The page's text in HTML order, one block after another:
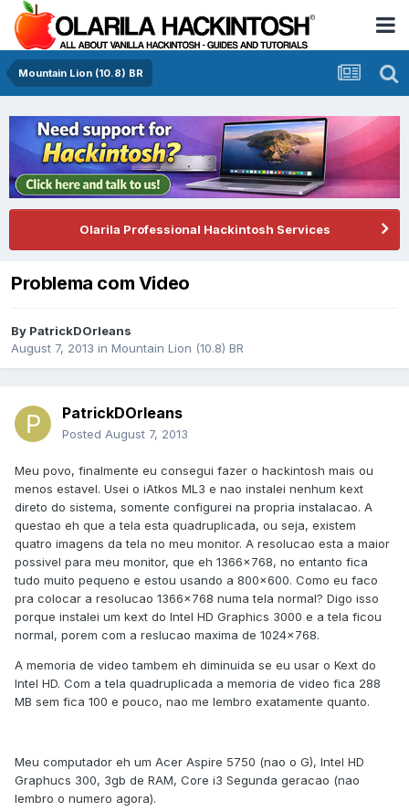
Mountain Lion (10.8) BR
Olarila Professional Hackintosh Services
Problema com Video
By PatrickDOrleans
August 7, 2013 in Mountain Lion (10.8) BR
PatrickDOrleans
Posted August 7, 2013
Meu povo, finalmente eu consegui fazer o hackintosh mais ou
menos estavel. Usei o iAtkos ML3 e nao instalei nenhum kext
direto do sistema, somente configurei na propria instalacao. A
questao eh que a tela esta quadruplicada, ou seja, existem
quatro imagens da tela no meu monitor. A resolucao esta a maior
possivel para meu monitor, que eh 1366x768, no entanto fica
tudo muito pequeno e estou usando a 800x600. Como eu faco
pra colocar a resolucao 1366x768 numa tela normal? Digo isso
porque instalei um kext do Intel HD Graphics 3000 e a tela ficou
normal, porem com a reslucao maxima de 1024x768.
A memoria de video tambem eh diminuida se eu usar o Kext do
Intel HD. Com a tela quadruplicada a memoria de video fica 288
MB sem fica 100 e pouco, nao me lembro exatamente quanto.
Meu computador eh um Acer Aspire 5750 (nao o G), Intel HD
Graphucs 300, 3gb de RAM, Core i3 Segunda geracao (nao
lembro o numero agora).